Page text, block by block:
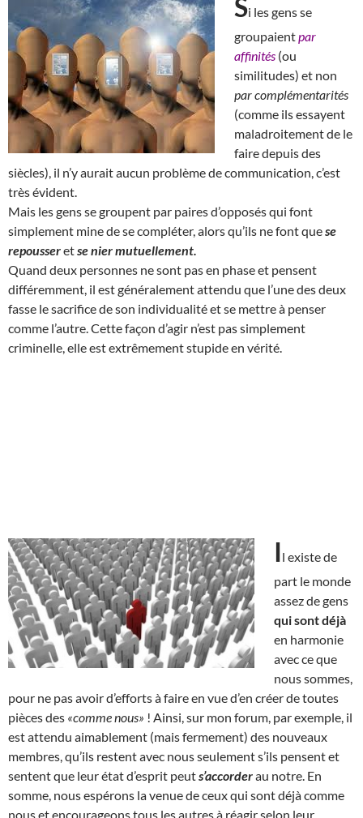
Si les gens se
groupaientpar
affinités (ou
similitudes) et non
par complémentarités
(comme ils essayent
maladroitement de le
faire depuis des
siècles), il n’y aurait aucun problème de communication, c’est
très évident.
Mais les gens se groupent par paires d’opposés qui font
simplement mine de se compléter, alors qu’ils ne font quese
repousseretse nier mutuellement.
Quand deux personnes ne sont pas en phase et pensent
différemment, il est généralement attendu que l’une des deux
fasse le sacrifice de son individualité et se mettre à penser
comme l’autre. Cette façon d’agir n’est pas simplement
criminelle, elle est extrêmement stupide en vérité.
Il existe de
part le monde
assez de gens
qui sont déjà
en harmonie
avec ce que
nous sommes,
pour ne pas avoir d’efforts à faire en vue d’en créer de toutes
pièces des «comme nous» ! Ainsi, sur mon forum, par exemple, il
est attendu aimablement (mais fermement) des nouveaux
membres, qu’ils restent avec nous seulement s’ils pensent et
sentent que leur état d’esprit peuts’accorderau notre. En
somme, nous espérons la venue de ceux qui sont déjà comme
nous et encourageons tous les autres à réagir selon leur